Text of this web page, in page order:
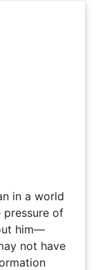
in a world
of
him—
not have